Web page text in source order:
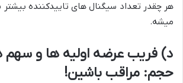
هر چقدر تعداد سیگنال های تاییدکننده بیشتر
میشه.
د) فریب عرضه اولیه ها و
حجم: مراقب باشین!